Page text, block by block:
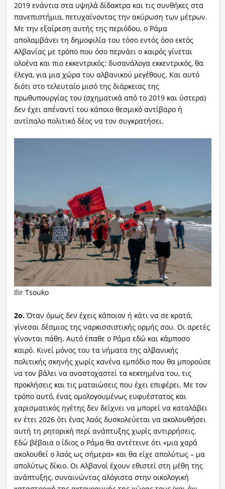
2019 ενάντια στα υψηλά δίδακτρα και τις συνθήκες στα
πανεπιστήμια, πετυχαίνοντας την ακύρωση των μέτρων.
Με την εξαίρεση αυτής της περιόδου, ο Ράμα
απολαμβάνει τη δημοφιλία του τόσο εντός όσο εκτός
Αλβανίας με τρόπο που όσο περνάει ο καιρός γίνεται
ολοένα και πιο εκκεντρικός: δυσανάλογα εκκεντρικός, θα
έλεγα, για μια χώρα του αλβανικού μεγέθους. Και αυτό
διότι στο τελευταίο μισό της διάρκειας της
πρωθυπουργίας του (σχηματικά από το 2019 και ύστερα)
δεν έχει απέναντί του κάποιο θεσμικό αντίβαρο ή
αντίπαλο πολιτικό δέος να τον συγκρατήσει.
Ilir Tsouko
2ο.Όταν όμως δεν έχεις κάποιον ή κάτι να σε κρατά,
γίνεσαι δέσμιος της ναρκισσιστικής ορμής σου. Οι αρετές
γίνονται πάθη. Αυτό έπαθε ο Ράμα εδώ και κάμποσο
καιρό. Κινεί μόνος του τα νήματα της αλβανικής
πολιτικής σκηνής χωρίς κανένα εμπόδιο που θα μπορούσε
να τον βάλει να αναστοχαστεί τα κεκτημένα του, τις
προκλήσεις και τις ματαιώσεις που έχει επιφέρει. Με τον
τρόπο αυτό, ένας ομολογουμένως ευφυέστατος και
χαρισματικός ηγέτης δεν δείχνει να μπορεί να καταλάβει
εν έτει 2026 ότι ένας λαός δυσκολεύεται να ακολουθήσει
αυτή τη ρητορική περί ανάπτυξης χωρίς αντιρρήσεις.
Εδώ βέβαια ο ίδιος ο Ράμα θα αντέτεινε ότι «μια χαρά
ακολουθεί ο λαός ως σήμερα» και θα είχε απολύτως – μα
απολύτως δίκιο. Οι Αλβανοί έχουν εθιστεί στη μέθη της
ανάπτυξης, συναινώντας αλόγιστα στην οικολογική